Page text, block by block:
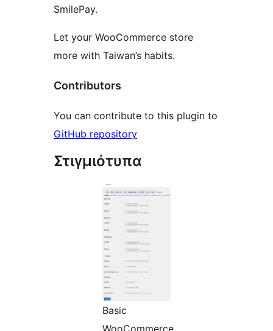
SmilePay.
Let your WooCommerce store
more with Taiwan’s habits.
Contributors
You can contribute to this plugin to
GitHub repository
Στιγμιότυπα
Basic